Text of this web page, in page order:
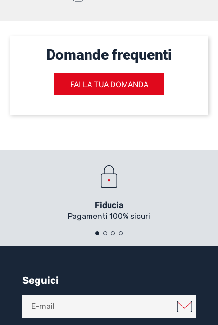
Domande frequenti
FAI LA TUA DOMANDA
Fiducia
Pagamenti 100% sicuri
Seguici